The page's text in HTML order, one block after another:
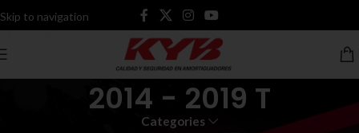
Skip to navigation
Skip to main content
2014 - 2019 T
Categories